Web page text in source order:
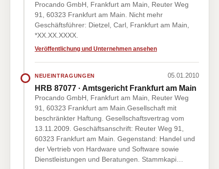
Procando GmbH, Frankfurt am Main, Reuter Weg
91, 60323 Frankfurt am Main. Nicht mehr
Geschäftsführer: Dietzel, Carl, Frankfurt am Main,
*XX.XX.XXXX.
Veröffentlichung und Unternehmen ansehen
NEUEINTRAGUNGEN 05.01.2010
HRB 87077 · Amtsgericht Frankfurt am Main
Procando GmbH, Frankfurt am Main, Reuter Weg
91, 60323 Frankfurt am Main.Gesellschaft mit
beschränkter Haftung. Gesellschaftsvertrag vom
13.11.2009. Geschäftsanschrift: Reuter Weg 91,
60323 Frankfurt am Main. Gegenstand: Handel und
der Vertrieb von Hardware und Software sowie
Dienstleistungen und Beratungen. Stammkapi…